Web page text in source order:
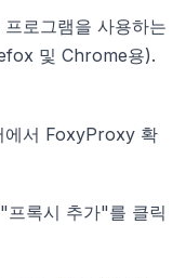
로그램을 사용하는
및 Chrome용).
에서 FoxyProxy 확
록시 추가"를 클릭